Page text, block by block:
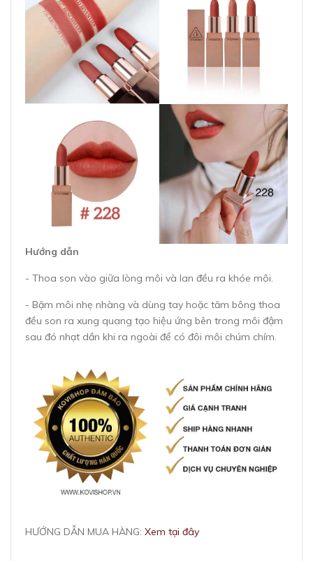
Hướng dẫn
- Thoa son vào giữa lòng môi và lan đều ra khóe môi.
- Bặm môi nhẹ nhàng và dùng tay hoặc tăm bông thoa
đều son ra xung quang tạo hiệu ứng bên trong môi đậm
sau đó nhạt dần khi ra ngoài để có đôi môi chúm chím.
HƯỚNG DẪN MUA HÀNG: Xem tại đây